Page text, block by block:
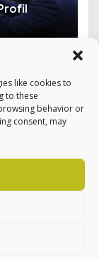
like cookies to
to these
behavior or
consent, may
Di
of Service